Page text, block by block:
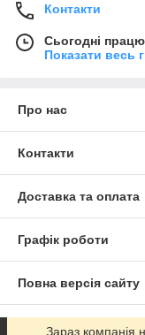
Контакти
Сьогодні
Показати весь
Про нас
Контакти
Доставка та оплата
Графік роботи
Повна версія сайту
Сайт створено на
Зараз компанія